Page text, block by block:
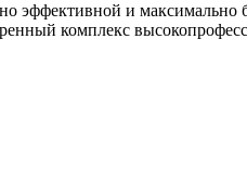
эффективной и максимально
комплекс